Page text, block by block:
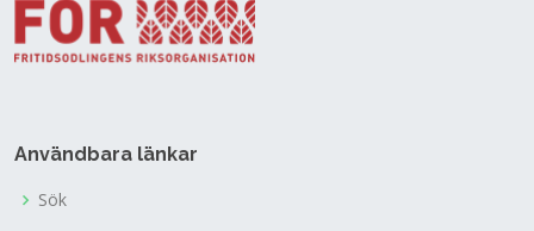
Användbara länkar
Sök